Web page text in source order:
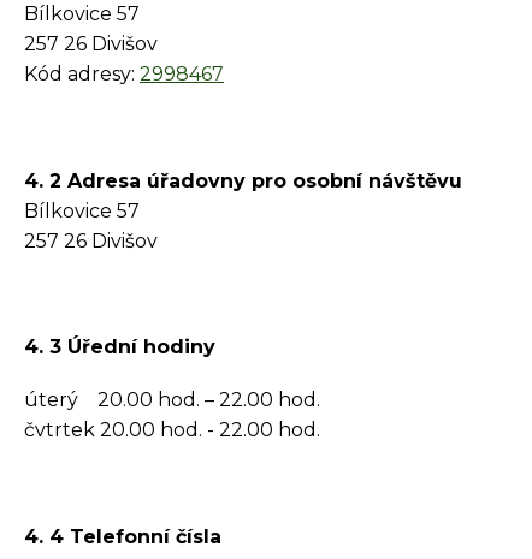
Bílkovice 57
257 26 Divišov
Kód adresy: 2998467
4. 2 Adresa úřadovny pro osobní návštěvu
Bílkovice 57
257 26 Divišov
4. 3 Úřední hodiny
úterý 20.00 hod. – 22.00 hod.
čvtrtek 20.00 hod. - 22.00 hod.
4. 4 Telefonní čísla